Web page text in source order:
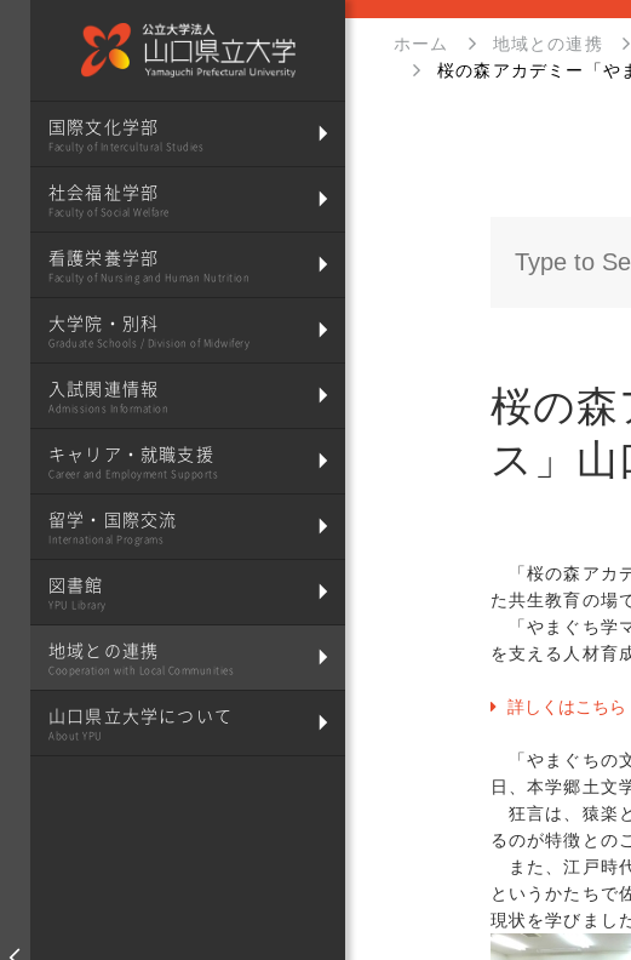
国際文化学部
Faculty of Intercultural Studies
社会福祉学部
Faculty of Social Welfare
看護栄養学部
Faculty of Nursing and Human Nutrition
大学院・別科
Graduate Schools / Division of Midwifery
入試関連情報
Admissions Information
キャリア・就職支援
Career and Employment Supports
留学・国際交流
International Programs
図書館
YPU Library
地域との連携
Cooperation with Local Communities
山口県立大学について
About YPU
ホーム 地域との連携
桜の森アカデミー「や
桜の
ス」山
「桜の森アカ
た共生教育の場
「やまぐち学
を支える人材育
詳しくはこちら
「やまぐちの
日、本学郷土文
狂言は、猿楽
るのが特徴との
また、江戸時
というかたちで
現状を学びまし